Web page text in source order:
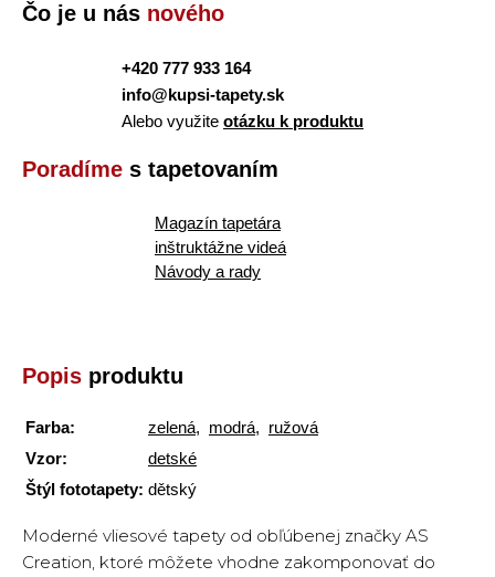
Čo je u nás nového
+420 777 933 164
info@kupsi-tapety.sk
Alebo využite otázku k produktu
Poradíme s tapetovaním
Magazín tapetára
inštruktážne videá
Návody a rady
Popis produktu
Farba: zelená, modrá, ružová
Vzor:
detské
Štýl fototapety: dětský
Moderné vliesové tapety od obľúbenej značky AS
Creation, ktoré môžete vhodne zakomponovať do